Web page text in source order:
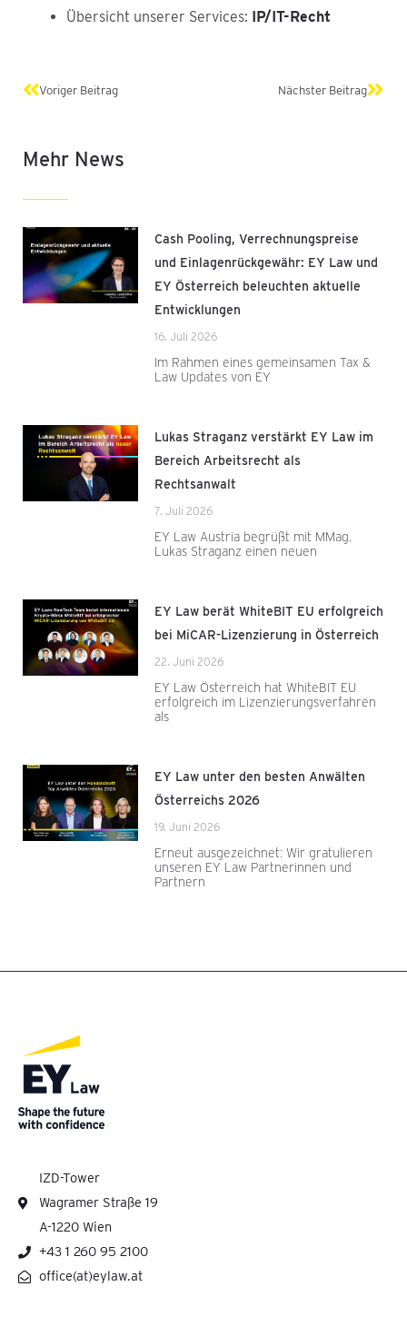
Übersicht unserer Services:
IP/IT-Recht
Zurück
Voriger Beitrag Nächster Beitrag
Mehr News
Cash Pooling, Verrechnungspreise
und Einlagenrückgewähr: EY Law und
EY Österreich beleuchten aktuelle
Entwicklungen
16. Juli 2026
Im Rahmen eines gemeinsamen Tax &
Law Updates von EY
Lukas Straganz verstärkt EY Law im
Bereich Arbeitsrecht als
Rechtsanwalt
7. Juli 2026
EY Law Austria begrüßt mit MMag.
Lukas Straganz einen neuen
EY Law berät WhiteBIT EU erfolgreich
bei MiCAR-Lizenzierung in Österreich
22. Juni 2026
EY Law Österreich hat WhiteBIT EU
erfolgreich im Lizenzierungsverfahren
als
EY Law unter den besten Anwälten
Österreichs 2026
19. Juni 2026
Erneut ausgezeichnet: Wir gratulieren
unseren EY Law Partnerinnen und
Partnern
IZD-Tower
Wagramer Straße 19
A-1220 Wien
+43 1 260 95 2100
office(at)eylaw.at